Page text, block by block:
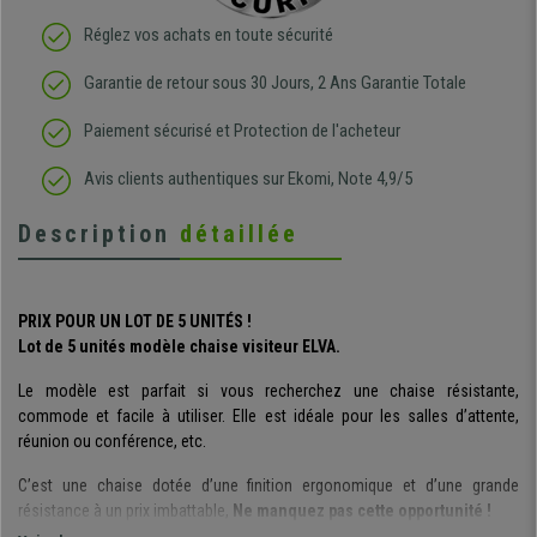
Réglez vos achats en toute sécurité
Garantie de retour sous 30 Jours, 2 Ans Garantie Totale
Paiement sécurisé et Protection de l'acheteur
Avis clients authentiques sur Ekomi, Note 4,9/5
Description détaillée
PRIX POUR UN LOT DE 5 UNITÉS !
Lot de 5 unités modèle chaise visiteur ELVA.
Le modèle est parfait si vous recherchez une chaise résistante,
commode et facile à utiliser. Elle est idéale pour les salles d’attente,
réunion ou conférence, etc.
C’est une chaise dotée d’une finition ergonomique et d’une grande
résistance à un prix imbattable, Ne manquez pas cette opportunité !